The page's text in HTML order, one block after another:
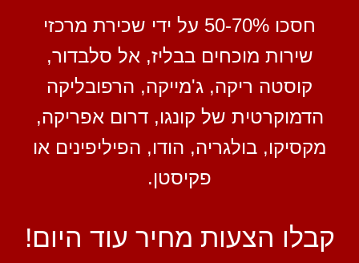
חסכו 50-70% על ידי שכירת מרכזי
שירות מוכחים בבליז, אל סלבדור,
קוסטה ריקה, ג'מייקה, הרפובליקה
הדמוקרטית של קונגו, דרום אפריקה,
מקסיקו, בולגריה, הודו, הפיליפינים או
פקיסטן.
קבלו הצעות מחיר עוד היום!